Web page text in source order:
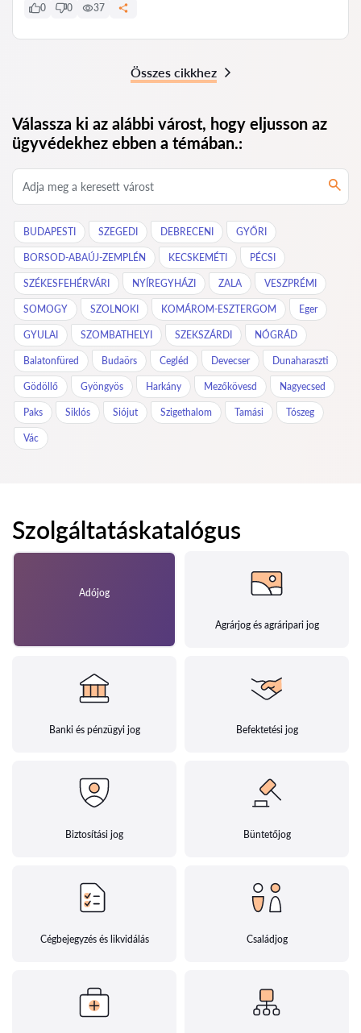
0 0 37
Összes cikkhez
Válassza ki az alábbi várost, hogy eljusson az
ügyvédekhez ebben a témában.:
BUDAPESTI SZEGEDI DEBRECENI GYŐRI
BORSOD-ABAÚJ-ZEMPLÉN KECSKEMÉTI PÉCSI
SZÉKESFEHÉRVÁRI NYÍREGYHÁZI ZALA VESZPRÉMI
SOMOGY SZOLNOKI KOMÁROM-ESZTERGOM Eger
GYULAI SZOMBATHELYI SZEKSZÁRDI NÓGRÁD
Balatonfüred Budaörs Cegléd Devecser Dunaharaszti
Gödöllő Gyöngyös Harkány Mezőkövesd Nagyecsed
Paks Siklós Siójut Szigethalom Tamási Tószeg
Vác
Szolgáltatáskatalógus
Adójog
Agrárjog és agráripari jog
Banki és pénzügyi jog Befektetési jog
Biztosítási jog Büntetőjog
Cégbejegyzés és likvidálás Családjog